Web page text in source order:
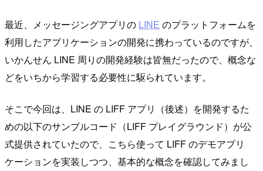
最近、メッセージングアプリの LINE のプラットフォームを
利用したアプリケーションの開発に携わっているのですが、
いかんせん LINE 周りの開発経験は皆無だったので、概念な
どをいちから学習する必要性に駆られています。
そこで今回は、LINE の LIFF アプリ（後述）を開発するた
めの以下のサンプルコード（LIFF プレイグラウンド）が公
式提供されていたので、こちら使って LIFF のデモアプリ
ケーションを実装しつつ、基本的な概念を確認してみまし